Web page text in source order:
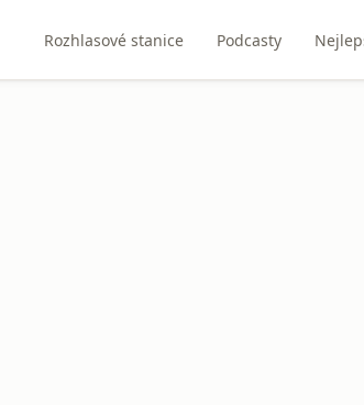
Rozhlasové stanice Podcasty